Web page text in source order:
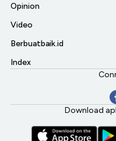
Opinion
Video
Berbuatbaik.id
Index
Download